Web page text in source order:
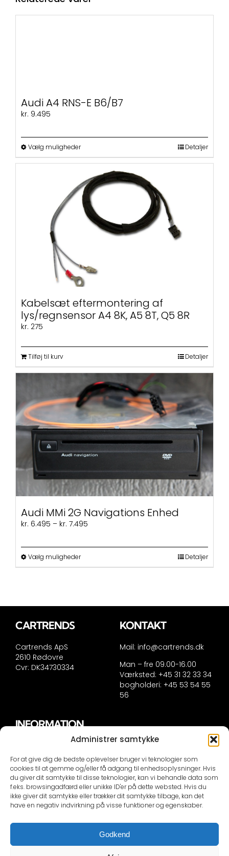
Administrer samtykke
For at give dig de bedste oplevelser bruger vi teknologier som
cookies til at gemme og/eller få adgang til enhedsoplysninger. Hvis
du giver dit samtykke til disse teknologier, kan vi behandle data som
f.eks. browsingadfærd eller unikke ID'er på dette websted. Hvis du
ikke giver dit samtykke eller trækker dit samtykke tilbage, kan det
have en negativ indvirkning på visse funktioner og egenskaber.
Godkend
Audi A4 RNS-E B6/B7
kr. 9.495
Vælg mulighederDette
vare
flere
varianter.
Mulighederne
kan
vælges
varesiden
Detaljer
Kabelsæt eftermontering af
lys/regnsensor A4 8K, A5 8T, Q5 8R
kr. 275
Tilføj til kurv Detaljer
Audi MMi 2G Navigations Enhed
kr. 6.495 – kr. 7.495
Vælg mulighederDette
vare
Mulighederne
Detaljer
CARTRENDS
Cartrends ApS
2610 Rødovre
Cvr: DK34730334
KONTAKT
Mail: info@cartrends.dk
Man – fre 09.00-16.00
Værksted: +45 31 32 33 34
bogholderi: +45 53 54 55
56
INFORMATION
Persondatapolitik
Cookie politik
KONTAKTINFORMATION
mailen besvare vi IKKE din mail!